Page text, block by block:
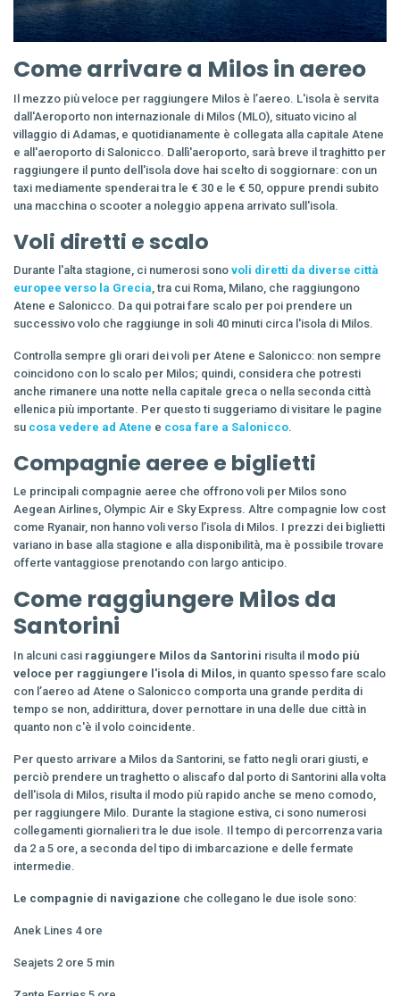
Come arrivare a Milos in aereo
Il mezzo più veloce per raggiungere Milos è l’aereo. L'isola è servita
dall'Aeroporto non internazionale di Milos (MLO), situato vicino al
villaggio di Adamas, e quotidianamente è collegata alla capitale Atene
e all'aeroporto di Salonicco. Dallì'aeroporto, sarà breve il traghitto per
raggiungere il punto dell'isola dove hai scelto di soggiornare: con un
taxi mediamente spenderai tra le € 30 e le € 50, oppure prendi subito
una macchina o scooter a noleggio appena arrivato sull'isola.
Voli diretti e scalo
Durante l'alta stagione, ci numerosi sono voli diretti da diverse città
europee verso la Grecia , tra cui Roma, Milano, che raggiungono
Atene e Salonicco. Da qui potrai fare scalo per poi prendere un
successivo volo che raggiunge in soli 40 minuti circa l'isola di Milos.
Controlla sempre gli orari dei voli per Atene e Salonicco: non sempre
coincidono con lo scalo per Milos; quindi, considera che potresti
anche rimanere una notte nella capitale greca o nella seconda città
ellenica più importante. Per questo ti suggeriamo di visitare le pagine
su cosa vedere ad Atene e cosa fare a Salonicco
Compagnie aeree e biglietti
Le principali compagnie aeree che offrono voli per Milos sono
Aegean Airlines, Olympic Air e Sky Express. Altre compagnie low cost
come Ryanair, non hanno voli verso l’isola di Milos. I prezzi dei biglietti
variano in base alla stagione e alla disponibilità, ma è possibile trovare
offerte vantaggiose prenotando con largo anticipo.
Come raggiungere Milos da
Santorini
In alcuni casi raggiungere Milos da Santorini risulta il modo più
veloce per raggiungere l'isola di Milos , in quanto spesso fare scalo
con l’aereo ad Atene o Salonicco comporta una grande perdita di
tempo se non, addirittura, dover pernottare in una delle due città in
quanto non c'è il volo coincidente.
Per questo arrivare a Milos da Santorini, se fatto negli orari giusti, e
perciò prendere un traghetto o aliscafo dal porto di Santorini alla volta
dell'isola di Milos, risulta il modo più rapido anche se meno comodo,
per raggiungere Milo. Durante la stagione estiva, ci sono numerosi
collegamenti giornalieri tra le due isole. Il tempo di percorrenza varia
da 2 a 5 ore, a seconda del tipo di imbarcazione e delle fermate
intermedie.
Le compagnie di navigazione che collegano le due isole sono:
Anek Lines 4 ore
Seajets 2 ore 5 min